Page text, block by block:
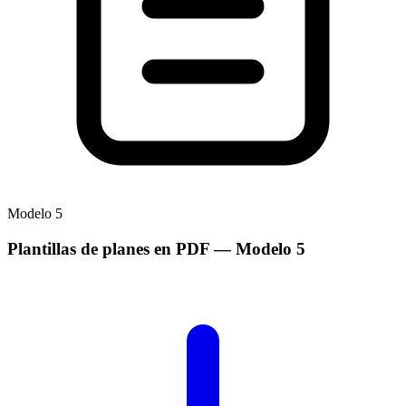
Modelo 5
Plantillas de planes en PDF— Modelo 5